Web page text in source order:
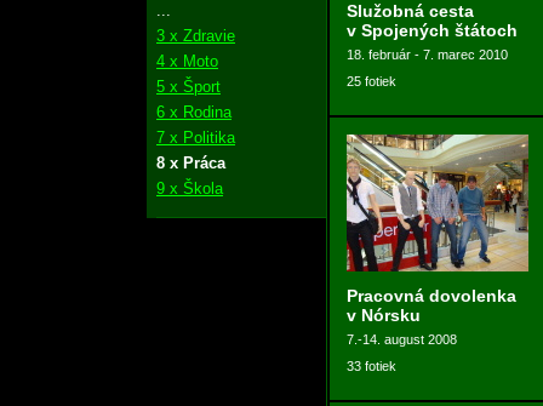
3 x Zdravie
4 x Moto
5 x Šport
6 x Rodina
7 x Politika
8 x Práca
9 x Škola
Služobná cesta
v Spojených štátoch
18. február - 7. marec 2010
25 fotiek
Pracovná dovolenka
v Nórsku
7.-14. august 2008
33 fotiek